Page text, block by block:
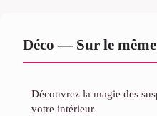
Déco — Sur le
Découvrez la magie des
votre intérieur